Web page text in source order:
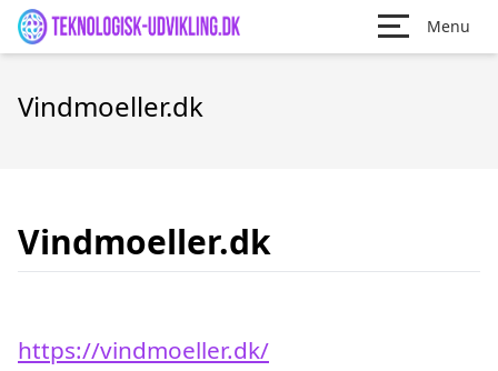
Menu
Vindmoeller.dk
Vindmoeller.dk
https://vindmoeller.dk/